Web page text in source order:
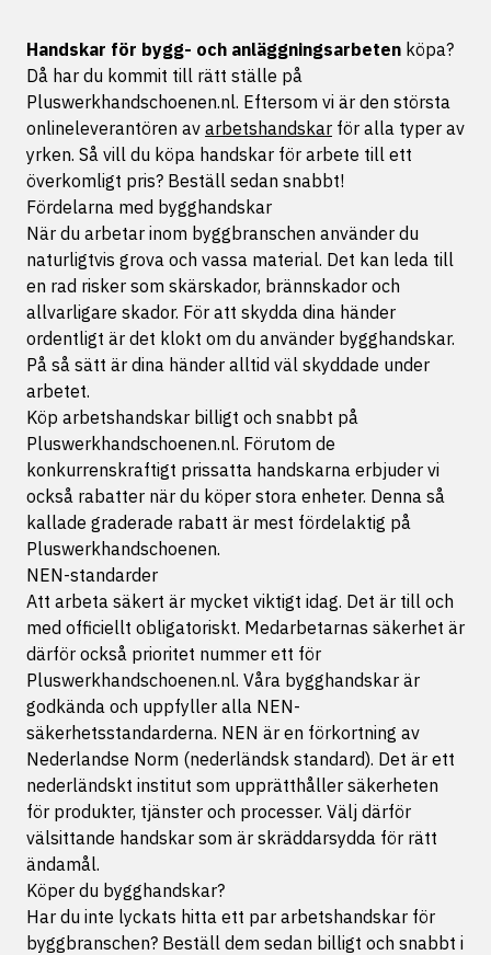
Handskar för bygg- och anläggningsarbeten köpa?
Då har du kommit till rätt ställe på
Pluswerkhandschoenen.nl. Eftersom vi är den största
onlineleverantören av arbetshandskar för alla typer av
yrken. Så vill du köpa handskar för arbete till ett
överkomligt pris? Beställ sedan snabbt!
Fördelarna med bygghandskar
När du arbetar inom byggbranschen använder du
naturligtvis grova och vassa material. Det kan leda till
en rad risker som skärskador, brännskador och
allvarligare skador. För att skydda dina händer
ordentligt är det klokt om du använder bygghandskar.
På så sätt är dina händer alltid väl skyddade under
arbetet.
Köp arbetshandskar billigt och snabbt på
Pluswerkhandschoenen.nl. Förutom de
konkurrenskraftigt prissatta handskarna erbjuder vi
också rabatter när du köper stora enheter. Denna så
kallade graderade rabatt är mest fördelaktig på
Pluswerkhandschoenen.
NEN-standarder
Att arbeta säkert är mycket viktigt idag. Det är till och
med officiellt obligatoriskt. Medarbetarnas säkerhet är
därför också prioritet nummer ett för
Pluswerkhandschoenen.nl. Våra bygghandskar är
godkända och uppfyller alla NEN-
säkerhetsstandarderna. NEN är en förkortning av
Nederlandse Norm (nederländsk standard). Det är ett
nederländskt institut som upprätthåller säkerheten
för produkter, tjänster och processer. Välj därför
välsittande handskar som är skräddarsydda för rätt
ändamål.
Köper du bygghandskar?
Har du inte lyckats hitta ett par arbetshandskar för
byggbranschen? Beställ dem sedan billigt och snabbt i